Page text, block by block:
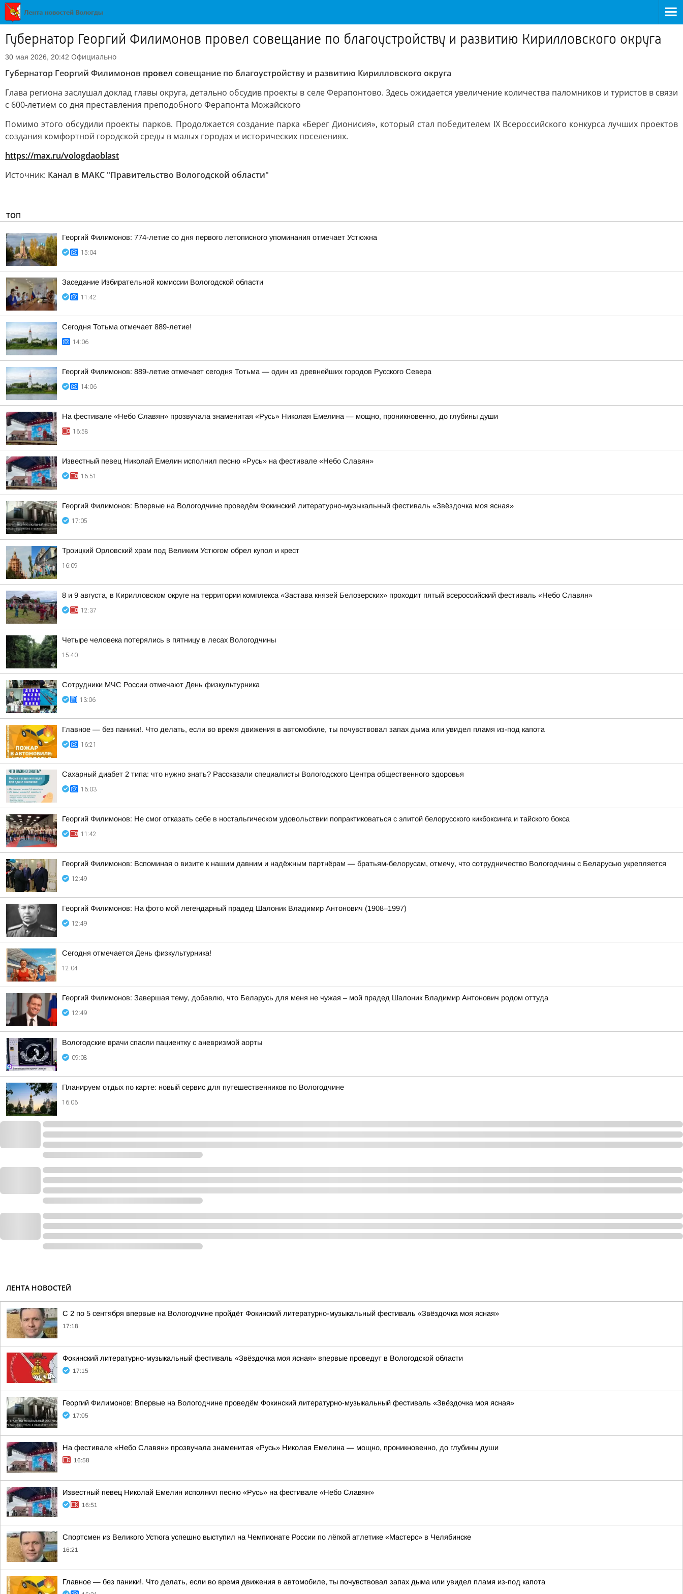
Губернатор Георгий Филимонов провел совещание по благоустройству и развитию Кирилловского округа
30 мая 2026, 20:42 Официально
Губернатор Георгий Филимонов провел совещание по благоустройству и развитию Кирилловского округа
Глава региона заслушал доклад главы округа, детально обсудив проекты в селе Ферапонтово. Здесь ожидается увеличение количества паломников и туристов в связи
с 600-летием со дня преставления преподобного Ферапонта Можайского
Помимо этого обсудили проекты парков. Продолжается создание парка «Берег Дионисия», который стал победителем IX Всероссийского конкурса лучших проектов
создания комфортной городской среды в малых городах и исторических поселениях.
https://max.ru/vologdaoblast
Источник: Канал в МАКС "Правительство Вологодской области"
ТОП
Георгий Филимонов: 774-летие со дня первого летописного упоминания отмечает Устюжна
15:04
Заседание Избирательной комиссии Вологодской области
11:42
Сегодня Тотьма отмечает 889-летие!
14:06
Георгий Филимонов: 889-летие отмечает сегодня Тотьма — один из древнейших городов Русского Севера
14:06
На фестивале «Небо Славян» прозвучала знаменитая «Русь» Николая Емелина — мощно, проникновенно, до глубины души
16:58
Известный певец Николай Емелин исполнил песню «Русь» на фестивале «Небо Славян»
16:51
Георгий Филимонов: Впервые на Вологодчине проведём Фокинский литературно-музыкальный фестиваль «Звёздочка моя ясная»
17:05
Троицкий Орловский храм под Великим Устюгом обрел купол и крест
16:09
8 и 9 августа, в Кирилловском округе на территории комплекса «Застава князей Белозерских» проходит пятый всероссийский фестиваль «Небо Славян»
12:37
Четыре человека потерялись в пятницу в лесах Вологодчины
15:40
Сотрудники МЧС России отмечают День физкультурника
13:06
Главное — без паники!. Что делать, если во время движения в автомобиле, ты почувствовал запах дыма или увидел пламя из-под капота
16:21
Сахарный диабет 2 типа: что нужно знать? Рассказали специалисты Вологодского Центра общественного здоровья
16:03
Георгий Филимонов: Не смог отказать себе в ностальгическом удовольствии попрактиковаться с элитой белорусского кикбоксинга и тайского бокса
11:42
Георгий Филимонов: Вспоминая о визите к нашим давним и надёжным партнёрам — братьям-белорусам, отмечу, что сотрудничество Вологодчины с Беларусью укрепляется
12:49
Георгий Филимонов: На фото мой легендарный прадед Шалоник Владимир Антонович (1908–1997)
12:49
Сегодня отмечается День физкультурника!
12:04
Георгий Филимонов: Завершая тему, добавлю, что Беларусь для меня не чужая – мой прадед Шалоник Владимир Антонович родом оттуда
12:49
Вологодские врачи спасли пациентку с аневризмой аорты
09:08
Планируем отдых по карте: новый сервис для путешественников по Вологодчине
16:06
ЛЕНТА НОВОСТЕЙ
С 2 по 5 сентября впервые на Вологодчине пройдёт Фокинский литературно-музыкальный фестиваль «Звёздочка моя ясная»
17:18
Фокинский литературно-музыкальный фестиваль «Звёздочка моя ясная» впервые проведут в Вологодской области
17:15
Георгий Филимонов: Впервые на Вологодчине проведём Фокинский литературно-музыкальный фестиваль «Звёздочка моя ясная»
17:05
На фестивале «Небо Славян» прозвучала знаменитая «Русь» Николая Емелина — мощно, проникновенно, до глубины души
16:58
Известный певец Николай Емелин исполнил песню «Русь» на фестивале «Небо Славян»
16:51
Спортсмен из Великого Устюга успешно выступил на Чемпионате России по лёгкой атлетике «Мастерс» в Челябинске
16:21
Главное — без паники!. Что делать, если во время движения в автомобиле, ты почувствовал запах дыма или увидел пламя из-под капота